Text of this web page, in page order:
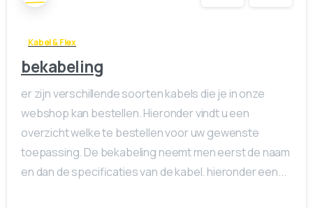
Kabel & Flex
bekabeling
er zijn verschillende soorten kabels die je in onze
webshop kan bestellen. Hieronder vindt u een
overzicht welke te bestellen voor uw gewenste
toepassing. De bekabeling neemt men eerst de naam
en dan de specificaties van de kabel. hieronder een...